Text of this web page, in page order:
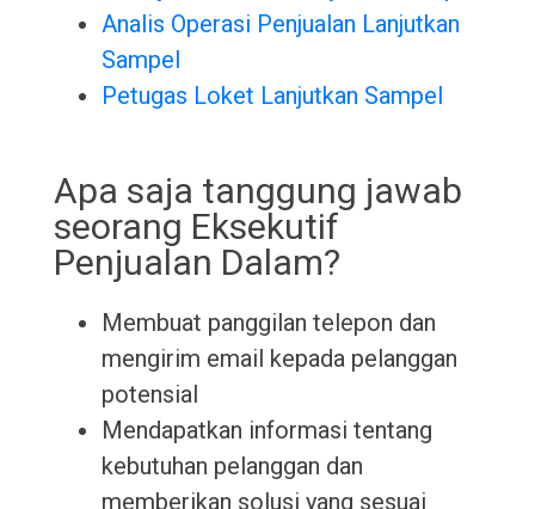
Analis Operasi Penjualan Lanjutkan
Sampel
Petugas Loket Lanjutkan Sampel
Apa saja tanggung jawab
seorang Eksekutif
Penjualan Dalam?
Membuat panggilan telepon dan
mengirim email kepada pelanggan
potensial
Mendapatkan informasi tentang
kebutuhan pelanggan dan
memberikan solusi yang sesuai